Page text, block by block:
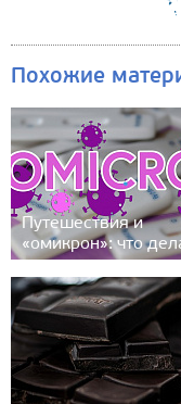
Похожие
Путешествия и
«омикрон»: что